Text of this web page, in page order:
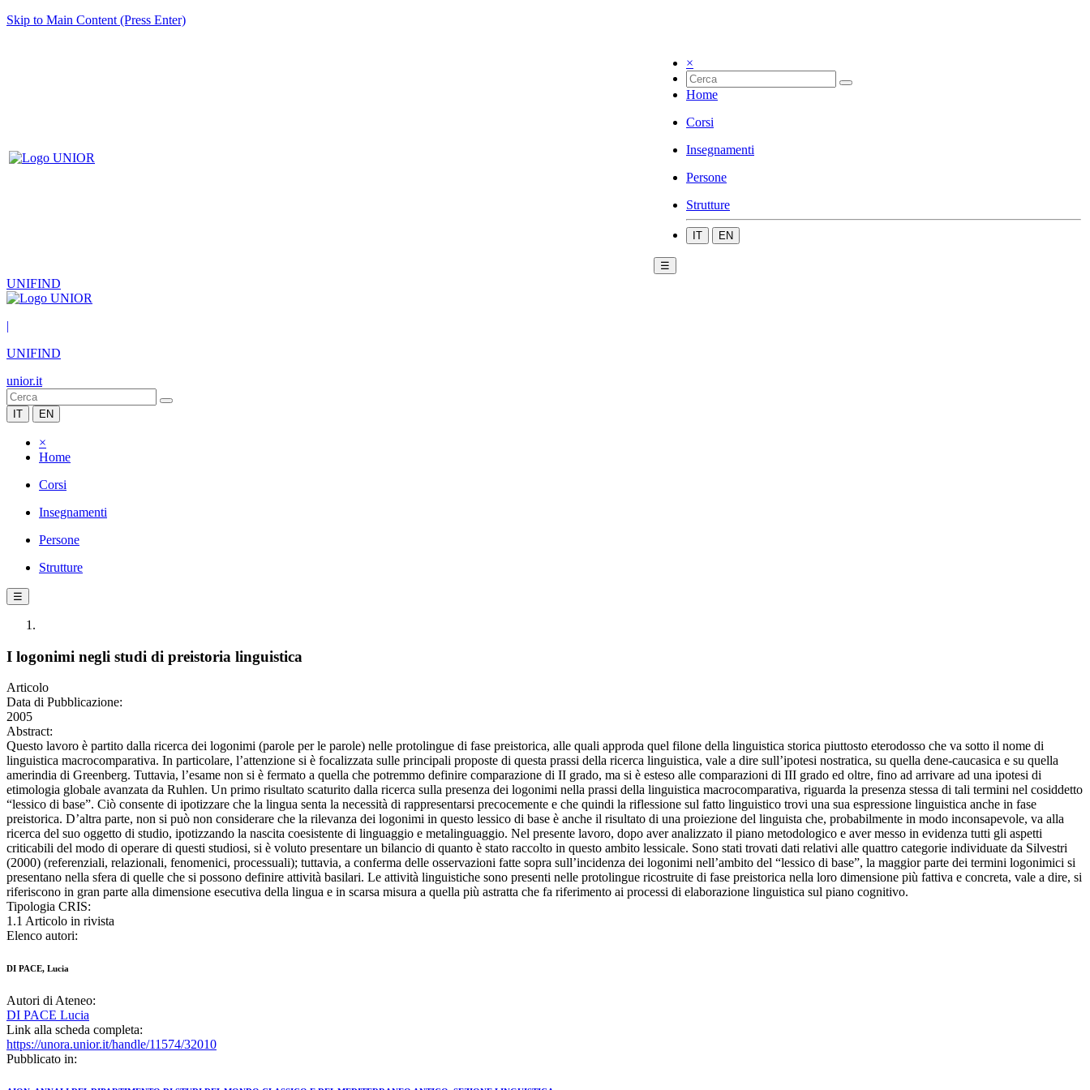
Skip to Main Content (Press Enter)
×
Home
Corsi
Insegnamenti
Persone
Strutture
IT EN
☰
UNIFIND
|
UNIFIND
unior.it
IT EN
×
Home
Corsi
Insegnamenti
Persone
Strutture
☰
I logonimi negli studi di preistoria linguistica
Articolo
Data di Pubblicazione:
2005
Abstract:
Questo lavoro è partito dalla ricerca dei logonimi (parole per le parole) nelle protolingue di fase preistorica, alle quali approda quel filone della linguistica storica piuttosto eterodosso che va sotto il nome di
linguistica macrocomparativa. In particolare, l’attenzione si è focalizzata sulle principali proposte di questa prassi della ricerca linguistica, vale a dire sull’ipotesi nostratica, su quella dene-caucasica e su quella
amerindia di Greenberg. Tuttavia, l’esame non si è fermato a quella che potremmo definire comparazione di II grado, ma si è esteso alle comparazioni di III grado ed oltre, fino ad arrivare ad una ipotesi di
etimologia globale avanzata da Ruhlen. Un primo risultato scaturito dalla ricerca sulla presenza dei logonimi nella prassi della linguistica macrocomparativa, riguarda la presenza stessa di tali termini nel cosiddetto
“lessico di base”. Ciò consente di ipotizzare che la lingua senta la necessità di rappresentarsi precocemente e che quindi la riflessione sul fatto linguistico trovi una sua espressione linguistica anche in fase
preistorica. D’altra parte, non si può non considerare che la rilevanza dei logonimi in questo lessico di base è anche il risultato di una proiezione del linguista che, probabilmente in modo inconsapevole, va alla
ricerca del suo oggetto di studio, ipotizzando la nascita coesistente di linguaggio e metalinguaggio. Nel presente lavoro, dopo aver analizzato il piano metodologico e aver messo in evidenza tutti gli aspetti
criticabili del modo di operare di questi studiosi, si è voluto presentare un bilancio di quanto è stato raccolto in questo ambito lessicale. Sono stati trovati dati relativi alle quattro categorie individuate da Silvestri
(2000) (referenziali, relazionali, fenomenici, processuali); tuttavia, a conferma delle osservazioni fatte sopra sull’incidenza dei logonimi nell’ambito del “lessico di base”, la maggior parte dei termini logonimici si
presentano nella sfera di quelle che si possono definire attività basilari. Le attività linguistiche sono presenti nelle protolingue ricostruite di fase preistorica nella loro dimensione più fattiva e concreta, vale a dire, si
riferiscono in gran parte alla dimensione esecutiva della lingua e in scarsa misura a quella più astratta che fa riferimento ai processi di elaborazione linguistica sul piano cognitivo.
Tipologia CRIS:
1.1 Articolo in rivista
Elenco autori:
DI PACE, Lucia
Autori di Ateneo:
DI PACE Lucia
Link alla scheda completa:
https://unora.unior.it/handle/11574/32010
Pubblicato in: